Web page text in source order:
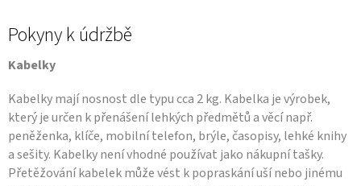
Pokyny k údržbě
Kabelky
Kabelky mají nosnost dle typu cca 2 kg. Kabelka je výrobek,
který je určen k přenášení lehkých předmětů a věcí např.
peněženka, klíče, mobilní telefon, brýle, časopisy, lehké knihy
a sešity. Kabelky není vhodné používat jako nákupní tašky.
Přetěžování kabelek může vést k popraskání uší nebo jinému